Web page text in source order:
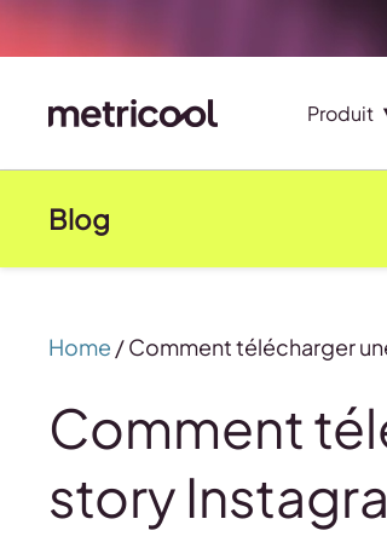
Produit
Blog
Home /Comment télécharger
Comment
story